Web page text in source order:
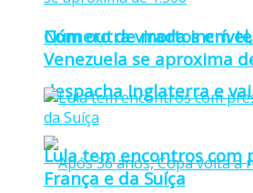
Com outra virada
despacha Inglaterra e
Número de mortos em
Venezuela se aproxima
Lula tem encontros com
França e da Suíça